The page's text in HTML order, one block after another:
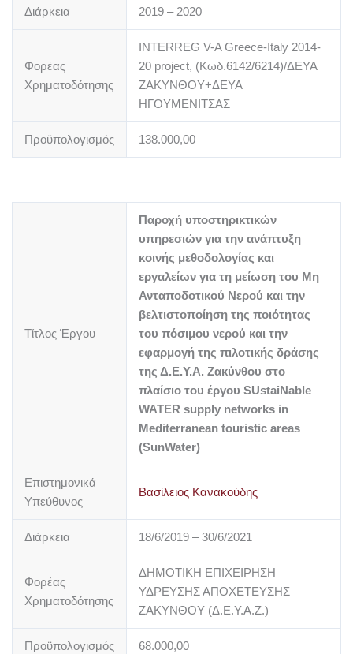
Διάρκεια 2019 – 2020
Φορέας
Χρηματοδότησης
INTERREG V-A Greece-Italy 2014‐
20 project, (Κωδ.6142/6214)/ΔΕΥΑ
ΖΑΚΥΝΘΟΥ+ΔΕΥΑ
ΗΓΟΥΜΕΝΙΤΣΑΣ
Προϋπολογισμός 138.000,00
Τίτλος Έργου
Παροχή υποστηρικτικών
υπηρεσιών για την ανάπτυξη
κοινής μεθοδολογίας και
εργαλείων για τη μείωση του Μη
Ανταποδοτικού Νερού και την
βελτιστοποίηση της ποιότητας
του πόσιμου νερού και την
εφαρμογή της πιλοτικής δράσης
της Δ.Ε.Υ.Α. Ζακύνθου στο
πλαίσιο του έργου SUstaiNable
WATER supply networks in
Mediterranean touristic areas
(SunWater)
Επιστημονικά
Υπεύθυνος
Βασίλειος Κανακούδης
Διάρκεια 18/6/2019 – 30/6/2021
Φορέας
Χρηματοδότησης
ΔΗΜΟΤΙΚΗ ΕΠΙΧΕΙΡΗΣΗ
ΥΔΡΕΥΣΗΣ ΑΠΟΧΕΤΕΥΣΗΣ
ΖΑΚΥΝΘΟΥ (Δ.Ε.Υ.Α.Ζ.)
Προϋπολογισμός 68.000,00